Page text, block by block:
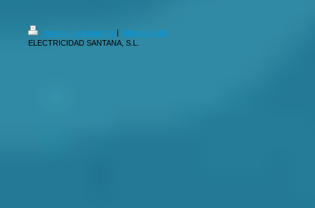
Versión para imprimir | Mapa del sitio
ELECTRICIDAD SANTANA, S.L.